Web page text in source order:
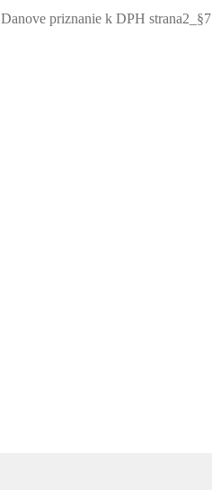
Danove priznanie k DPH strana2_§7